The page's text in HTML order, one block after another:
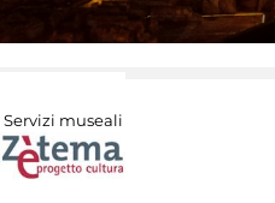
Servizi museali